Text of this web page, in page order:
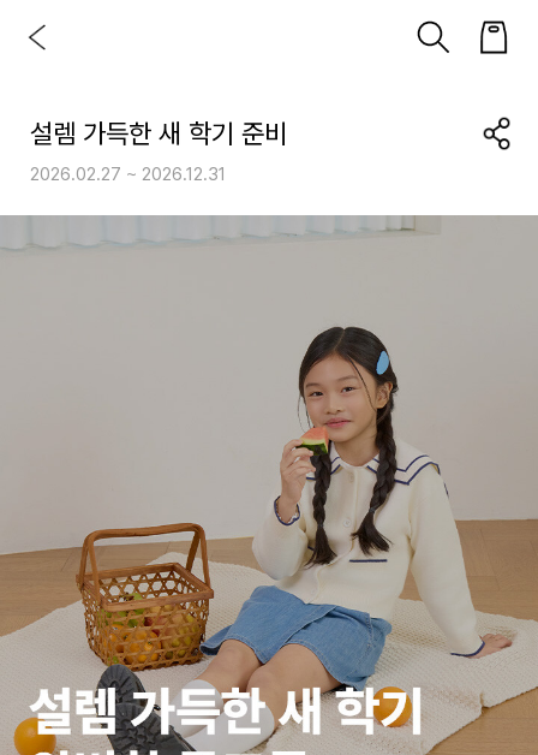
설렘 가득한 새 학기 준비
2026.02.27 ~ 2026.12.31